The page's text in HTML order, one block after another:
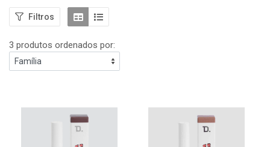
Filtros
3 produtos ordenados por: